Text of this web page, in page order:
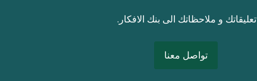
و ملاحظاتك الى بنك الافكار.
تواصل معنا